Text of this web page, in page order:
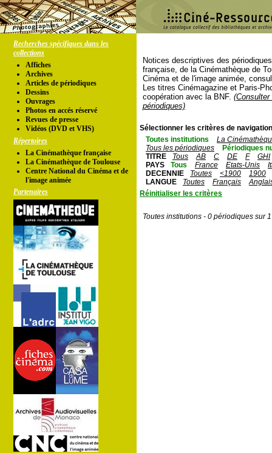
Recherches spécifiques dans les
collections
Affiches
Archives
Articles de périodiques
Dessins
Ouvrages
Photos en accés réservé
Revues de presse
Vidéos (DVD et VHS)
Répertoires
La Cinémathèque française
La Cinémathèque de Toulouse
Centre National du Cinéma et de
l'image animée
Partenaires
Notices descriptives des
française, de la Cinémathèque de
Cinéma et de l'image animée,
Les titres Cinémagazine et Paris-
coopération avec la BNF.
périodiques)
Sélectionner les critères de
Toutes institutions
La
Tous les périodiques
Périodiques
TITRE
Tous AB C DE F
GHI
PAYS
Tous France Etats-Unis
DECENNIE
Toutes <1900
1900
LANGUE
Toutes Français
Réinitialiser les critères
Toutes institutions - 0 périodiques sur